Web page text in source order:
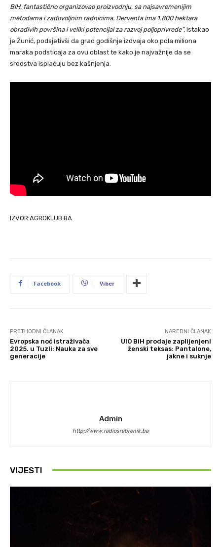
BiH, fantastično organizovao proizvodnju, sa najsavremenijim
metodama i zadovoljnim radnicima. Derventa ima 1.800 hektara
obradivih površina i veliki potencijal za razvoj poljoprivrede”, istakao
je Žunić, podsjetivši da grad godišnje izdvaja oko pola miliona
maraka podsticaja za ovu oblast te kako je najvažnije da se
sredstva isplaćuju bez kašnjenja.
IZVOR:AGROKLUB.BA
Facebook Viber
PRETHODNI ČLANAK
Evropska noć istraživača
2025. u Tuzli: Nauka za sve
generacije
NAREDNI ČLANAK
UIO BiH prodaje zaplijenjeni
ženski teksas: Pantalone,
jakne i suknje
Admin
http://www.radiosrebrenik.ba
VIJESTI